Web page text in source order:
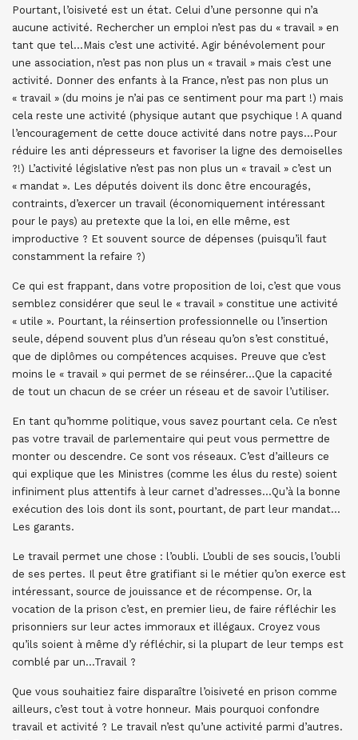
Pourtant, l’oisiveté est un état. Celui d’une personne qui n’a
aucune activité. Rechercher un emploi n’est pas du « travail » en
tant que tel…Mais c’est une activité. Agir bénévolement pour
une association, n’est pas non plus un « travail » mais c’est une
activité. Donner des enfants à la France, n’est pas non plus un
« travail » (du moins je n’ai pas ce sentiment pour ma part !) mais
cela reste une activité (physique autant que psychique ! A quand
l’encouragement de cette douce activité dans notre pays…Pour
réduire les anti dépresseurs et favoriser la ligne des demoiselles
?!) L’activité législative n’est pas non plus un « travail » c’est un
« mandat ». Les députés doivent ils donc être encouragés,
contraints, d’exercer un travail (économiquement intéressant
pour le pays) au pretexte que la loi, en elle même, est
improductive ? Et souvent source de dépenses (puisqu’il faut
constamment la refaire ?)
Ce qui est frappant, dans votre proposition de loi, c’est que vous
semblez considérer que seul le « travail » constitue une activité
« utile ». Pourtant, la réinsertion professionnelle ou l’insertion
seule, dépend souvent plus d’un réseau qu’on s’est constitué,
que de diplômes ou compétences acquises. Preuve que c’est
moins le « travail » qui permet de se réinsérer…Que la capacité
de tout un chacun de se créer un réseau et de savoir l’utiliser.
En tant qu’homme politique, vous savez pourtant cela. Ce n’est
pas votre travail de parlementaire qui peut vous permettre de
monter ou descendre. Ce sont vos réseaux. C’est d’ailleurs ce
qui explique que les Ministres (comme les élus du reste) soient
infiniment plus attentifs à leur carnet d’adresses…Qu’à la bonne
exécution des lois dont ils sont, pourtant, de part leur mandat…
Les garants.
Le travail permet une chose : l’oubli. L’oubli de ses soucis, l’oubli
de ses pertes. Il peut être gratifiant si le métier qu’on exerce est
intéressant, source de jouissance et de récompense. Or, la
vocation de la prison c’est, en premier lieu, de faire réfléchir les
prisonniers sur leur actes immoraux et illégaux. Croyez vous
qu’ils soient à même d’y réfléchir, si la plupart de leur temps est
comblé par un…Travail ?
Que vous souhaitiez faire disparaître l’oisiveté en prison comme
ailleurs, c’est tout à votre honneur. Mais pourquoi confondre
travail et activité ? Le travail n’est qu’une activité parmi d’autres.